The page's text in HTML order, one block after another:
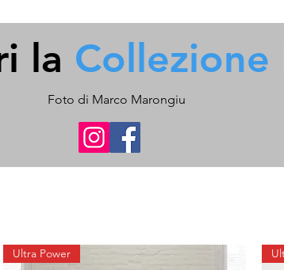
la Collezione
Foto di Marco Marongiu
Ultra Power